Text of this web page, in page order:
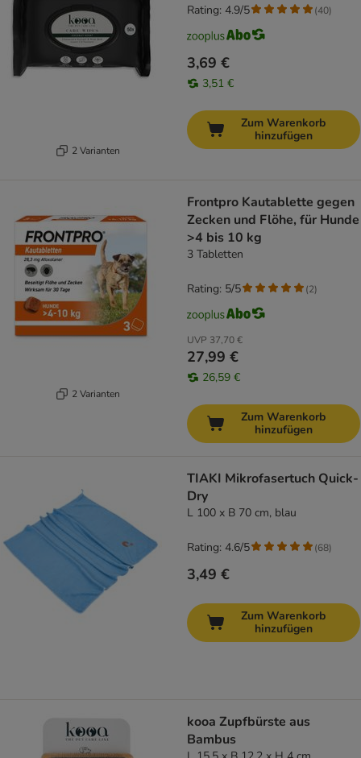
2 Varianten
3,69 €
3,51 €
Rating: 4.9/5 (40)
Zum Warenkorb
hinzufügen
2 Varianten
Frontpro Kautablette gegen
Zecken und Flöhe, für Hunde
>4 bis 10 kg
3 Tabletten
UVP 37,70 €
27,99 €
26,59 €
Rating: 5/5 (2)
Zum Warenkorb
hinzufügen
TIAKI Mikrofasertuch Quick-
Dry
L 100 x B 70 cm, blau
3,49 €
Rating: 4.6/5 (68)
Zum Warenkorb
hinzufügen
kooa Zupfbürste aus
Bambus